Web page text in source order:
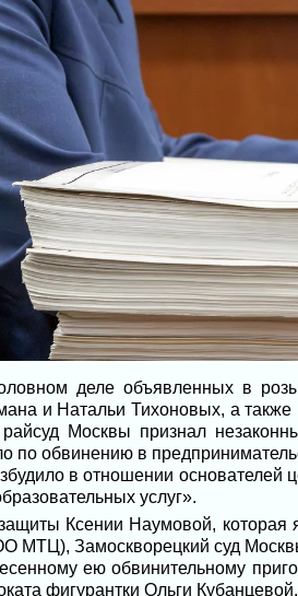
деле объявленных в
и Натальи Тихоновых, а
Москвы признал
по обвинению в
в отношении основателей
услуг».
Ксении Наумовой, которая
МТЦ), Замоскворецкий суд
ею обвинительному
фигурантки Ольги Кубанцевой.